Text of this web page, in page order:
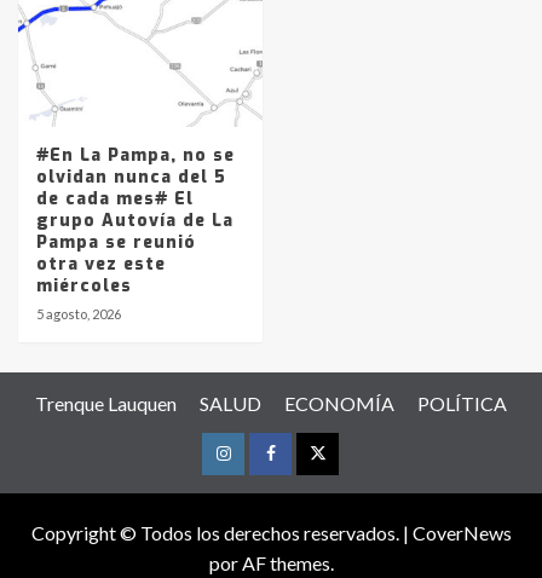
#En La Pampa, no se
olvidan nunca del 5
de cada mes# El
grupo Autovía de La
Pampa se reunió
otra vez este
miércoles
5 agosto, 2026
Trenque Lauquen SALUD ECONOMÍA POLÍTICA
InstagramFacebookTwitter
Copyright © Todos los derechos reservados. | CoverNews
por AF themes.